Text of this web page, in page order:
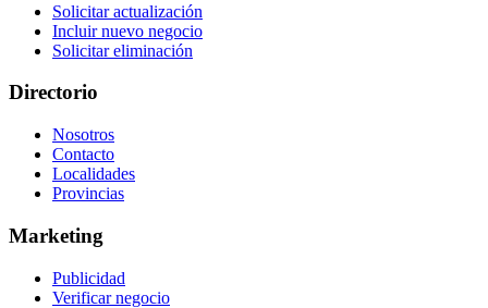
Solicitar actualización
Incluir nuevo negocio
Solicitar eliminación
Directorio
Nosotros
Contacto
Localidades
Provincias
Marketing
Publicidad
Verificar negocio